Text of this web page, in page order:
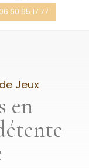
06 60 95 17 77
Jeux
en